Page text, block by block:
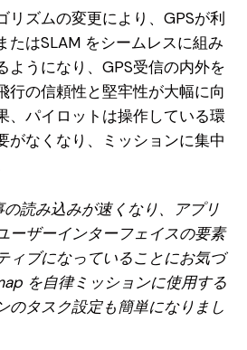
リズムの変更により、GPSが利
たはSLAM をシームレスに組み
ようになり、GPS受信の内外を
行の信頼性と堅牢性が大幅に向
、パイロットは操作している環
がなくなり、ミッションに集中
読み込みが速くなり、アプリ
ーザーインターフェイスの要素
ィブになっていることにお気づ
を自律ミッションに使用する
のタスク設定も簡単になりまし